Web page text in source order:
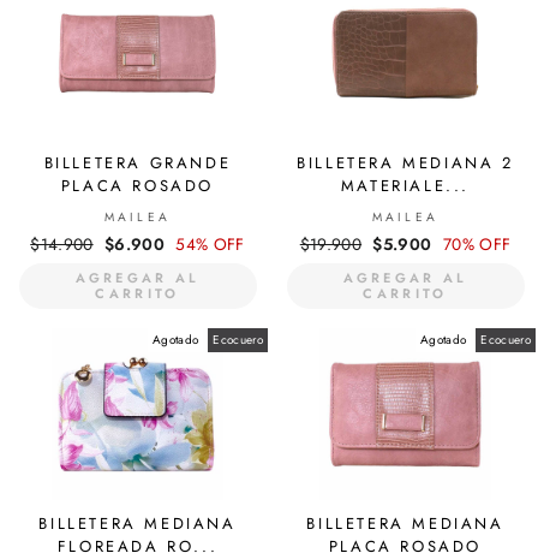
BILLETERA GRANDE
PLACA ROSADO
MAILEA
Precio
habitual
$14.900 Precio
de
oferta
$6.900 54% OFF
AGREGAR AL
CARRITO
BILLETERA MEDIANA 2
MATERIALE...
MAILEA
Precio
habitual
$19.900 Precio
de
oferta
$5.900 70% OFF
AGREGAR AL
CARRITO
Agotado Ecocuero
BILLETERA MEDIANA
FLOREADA RO...
Agotado Ecocuero
BILLETERA MEDIANA
PLACA ROSADO